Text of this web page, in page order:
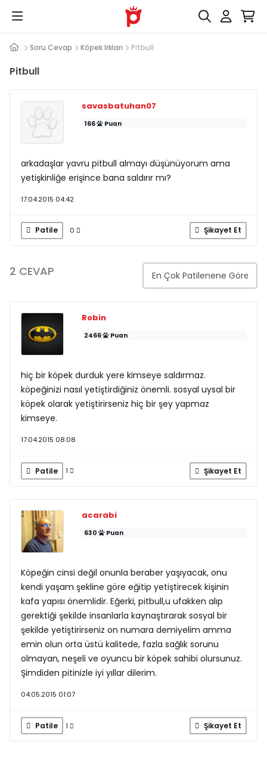
Soru Cevap Köpek Irkları Pitbull
Pitbull
savasbatuhan07
166 Puan
arkadaşlar yavru pitbull almayı düşünüyorum ama
yetişkinliğe erişince bana saldırır mı?
17.04.2015 04:42
Patile 0 Şikayet Et
2 CEVAP
Robin
2466 Puan
hiç bir köpek durduk yere kimseye saldırmaz.
köpeğinizi nasıl yetiştirdiğiniz önemli. sosyal uysal bir
köpek olarak yetiştirirseniz hiç bir şey yapmaz
kimseye.
17.04.2015 08:08
Patile 1 Şikayet Et
acarabi
630 Puan
Köpeğin cinsi değil onunla beraber yaşıyacak, onu
kendi yaşam şekline göre eğitip yetiştirecek kişinin
kafa yapısı önemlidir. Eğerki, pitbull,u ufakken alıp
gerektiği şekilde insanlarla kaynaştırarak sosyal bir
şekilde yetiştirirseniz on numara demiyelim amma
emin olun orta üstü kalitede, fazla sağlık sorunu
olmayan, neşeli ve oyuncu bir köpek sahibi olursunuz.
Şimdiden pitinizle iyi yıllar dilerim.
04.05.2015 01:07
Patile 1 Şikayet Et